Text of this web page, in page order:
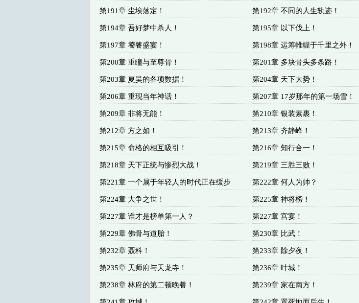
第191章 尘埃落定！ 第192章 不同的人生轨迹！
第194章 吾好梦中杀人！ 第195章 以下伐上！
第197章 饕餮盛宴！ 第198章 运筹帷幄于千里之外！
第200章 重瞳与至尊骨！ 第201章 多块骨头多条路！
第203章 夏昊的各项数据！ 第204章 天下大势！
第206章 重现当年神话！ 第207章 17岁那年的第一场雪！
第209章 非将无能！ 第210章 银装素裹！
第212章 方之如！ 第213章 齐静峰！
第215章 命格的相互吸引！ 第216章 知行合一！
第218章 天下正统与惨烈大战！ 第219章 三胜三败！
第221章 一个属于年轻人的时代正在缓步 第222章 何人为帅？
第224章 大争之世！ 第225章 神将榜！
第227章 谁才是榜单第一人？ 第227章 宫宴！
第229章 佛骨与道胎！ 第230章 比武！
第232章 聂科！ 第233章 除夕夜！
第235章 天师府与天龙寺！ 第236章 叶城！
第238章 林府的第二顿晚餐！ 第239章 家在南方！